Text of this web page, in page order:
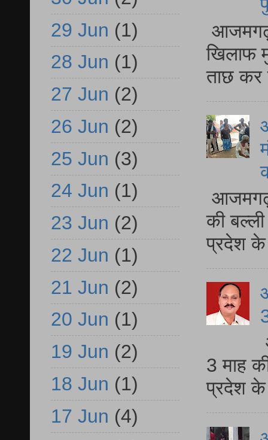
आजमगढ़
खिलाफ
ताछ कर
आजमगढ़
की
प्रदेश
3 माह
प्रदेश
29 Jun (1)
28 Jun (1)
27 Jun (2)
26 Jun (2)
25 Jun (3)
24 Jun (1)
23 Jun (2)
22 Jun (1)
21 Jun (2)
20 Jun (1)
19 Jun (2)
18 Jun (1)
17 Jun (4)